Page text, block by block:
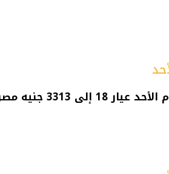
فيما وصل سعر جرام الذهب اليوم